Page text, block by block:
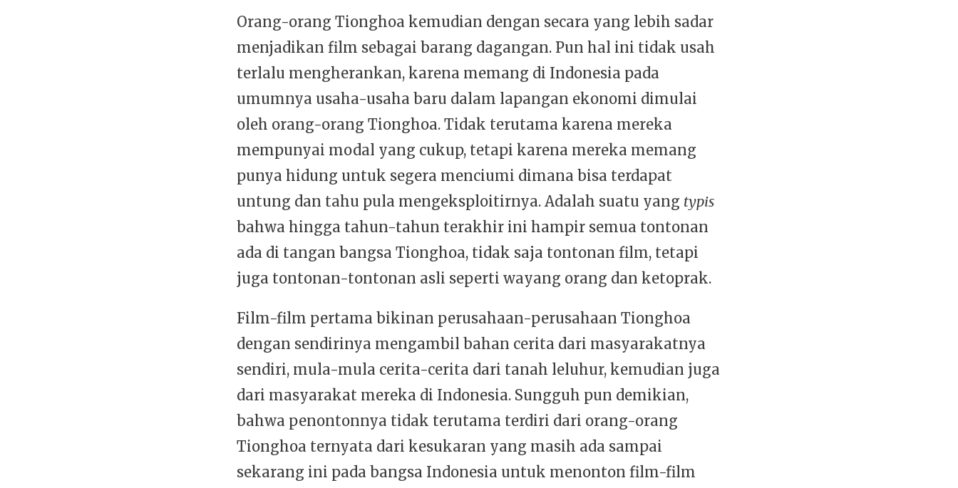
Orang-orang Tionghoa kemudian dengan secara yang lebih sadar
menjadikan film sebagai barang dagangan. Pun hal ini tidak usah
terlalu mengherankan, karena memang di Indonesia pada
umumnya usaha-usaha baru dalam lapangan ekonomi dimulai
oleh orang-orang Tionghoa. Tidak terutama karena mereka
mempunyai modal yang cukup, tetapi karena mereka memang
punya hidung untuk segera menciumi dimana bisa terdapat
untung dan tahu pula mengeksploitirnya. Adalah suatu yang typis
bahwa hingga tahun-tahun terakhir ini hampir semua tontonan
ada di tangan bangsa Tionghoa, tidak saja tontonan film, tetapi
juga tontonan-tontonan asli seperti wayang orang dan ketoprak.
Film-film pertama bikinan perusahaan-perusahaan Tionghoa
dengan sendirinya mengambil bahan cerita dari masyarakatnya
sendiri, mula-mula cerita-cerita dari tanah leluhur, kemudian juga
dari masyarakat mereka di Indonesia. Sungguh pun demikian,
bahwa penontonnya tidak terutama terdiri dari orang-orang
Tionghoa ternyata dari kesukaran yang masih ada sampai
sekarang ini pada bangsa Indonesia untuk menonton film-film